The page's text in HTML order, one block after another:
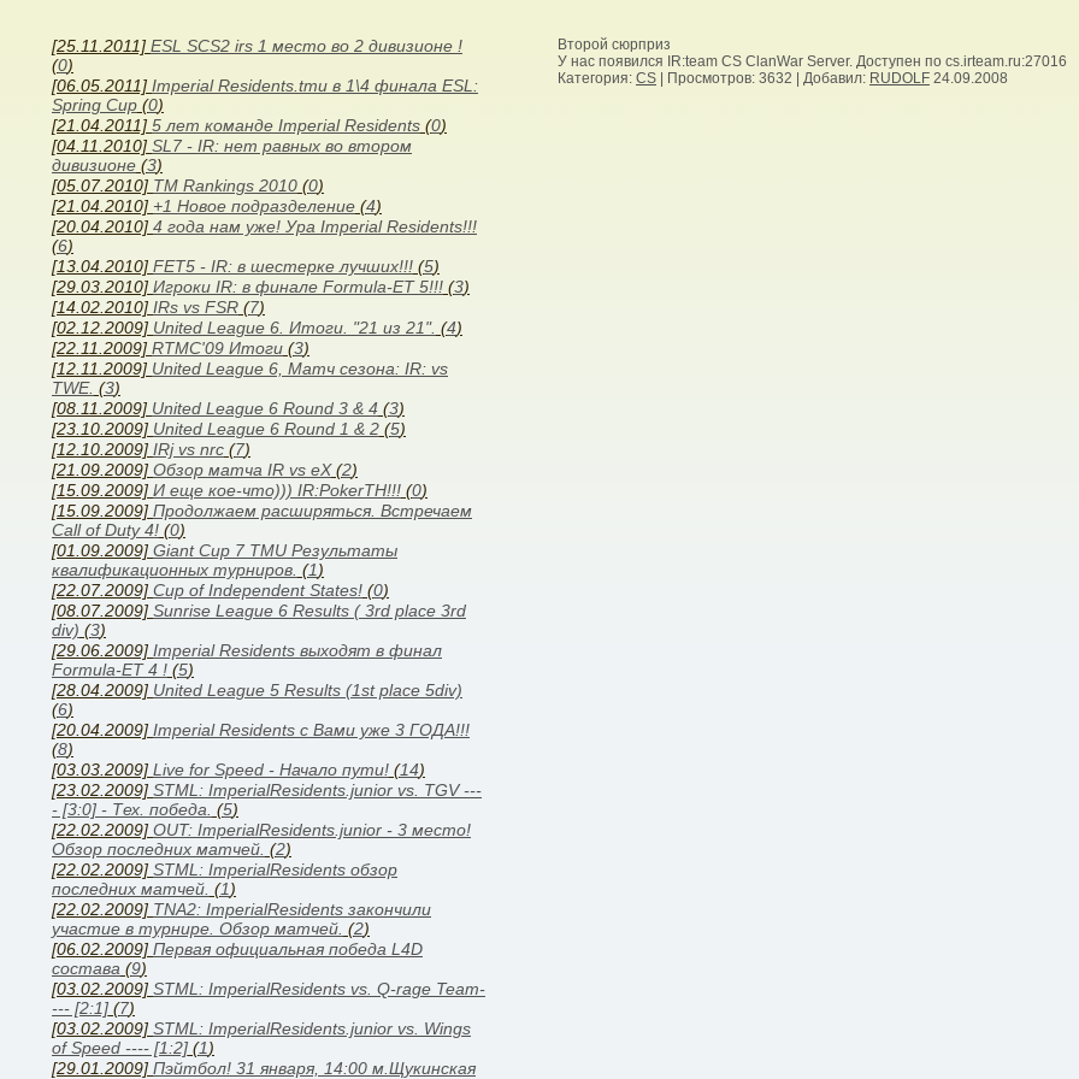
[25.11.2011] ESL SCS2 irs 1 место во 2 дивизионе !
(0)
[06.05.2011] Imperial Residents.tmu в 1\4 финала ESL:
Spring Cup (0)
[21.04.2011] 5 лет команде Imperial Residents (0)
[04.11.2010] SL7 - IR: нет равных во втором
дивизионе (3)
[05.07.2010] TM Rankings 2010 (0)
[21.04.2010] +1 Новое подразделение (4)
[20.04.2010] 4 года нам уже! Ура Imperial Residents!!!
(6)
[13.04.2010] FET5 - IR: в шестерке лучших!!! (5)
[29.03.2010] Игроки IR: в финале Formula-ET 5!!! (3)
[14.02.2010] IRs vs FSR (7)
[02.12.2009] United League 6. Итоги. "21 из 21". (4)
[22.11.2009] RTMC'09 Итоги (3)
[12.11.2009] United League 6, Матч сезона: IR: vs
TWE. (3)
[08.11.2009] United League 6 Round 3 & 4 (3)
[23.10.2009] United League 6 Round 1 & 2 (5)
[12.10.2009] IRj vs nrc (7)
[21.09.2009] Обзор матча IR vs eX(2)
[15.09.2009] И еще кое-что))) IR:PokerTH!!! (0)
[15.09.2009] Продолжаем расширяться. Встречаем
Call of Duty 4! (0)
[01.09.2009] Giant Cup 7 TMU Результаты
квалификационных турниров. (1)
[22.07.2009] Cup of Independent States! (0)
[08.07.2009] Sunrise League 6 Results ( 3rd place 3rd
div) (3)
[29.06.2009] Imperial Residents выходят в финал
Formula-ET 4 ! (5)
[28.04.2009] United League 5 Results (1st place 5div)
(6)
[20.04.2009] Imperial Residents с Вами уже 3 ГОДА!!!
(8)
[03.03.2009] Live for Speed - Начало пути! (14)
[23.02.2009] STML: ImperialResidents.junior vs. TGV ---
- [3:0] - Тех. победа. (5)
[22.02.2009] OUT: ImperialResidents.junior - 3 место!
Обзор последних матчей. (2)
[22.02.2009] STML: ImperialResidents обзор
последних матчей. (1)
[22.02.2009] TNA2: ImperialResidents закончили
участие в турнире. Обзор матчей. (2)
[06.02.2009] Первая официальная победа L4D
состава (9)
[03.02.2009] STML: ImperialResidents vs. Q-rage Team-
--- [2:1] (7)
[03.02.2009] STML: ImperialResidents.junior vs. Wings
of Speed ---- [1:2] (1)
[29.01.2009] Пэйтбол! 31 января, 14:00 м.Щукинская
Второй сюрприз
У нас появился IR:team CS ClanWar Server. Доступен по cs.irteam.ru:27016
Категория: CS Просмотров: 3632 | Добавил: RUDOLF 24.09.2008